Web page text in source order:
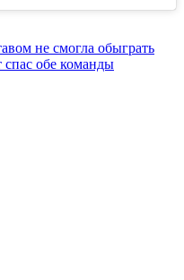
не смогла обыграть
спас обе команды